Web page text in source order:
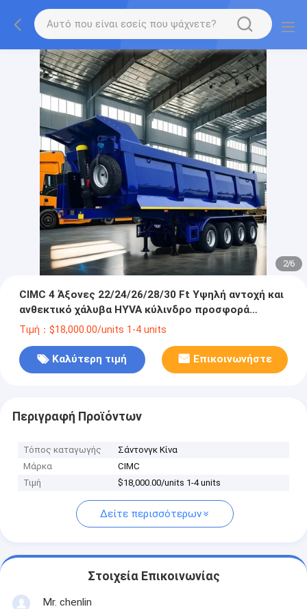
2/6
CIMC 4 Άξονες 22/24/26/28/30 Ft Υψηλή αντοχή και
ανθεκτικό χάλυβα HYVA κύλινδρο προσφορά
γρήγορη εκφόρτωση Τελική ντάμπινγκ φορτηγό
Τιμή：$18,000.00/units 1-4 units
Καλύτερη τιμή Επικοινωνήστε
Περιγραφή Προϊόντων
Τόπος καταγωγής
Σάντονγκ Κίνα
Μάρκα
CIMC
Τιμή
$18,000.00/units 1-4 units
Δείτε περισσότερων
Στοιχεία Επικοινωνίας
Mr. chenlin